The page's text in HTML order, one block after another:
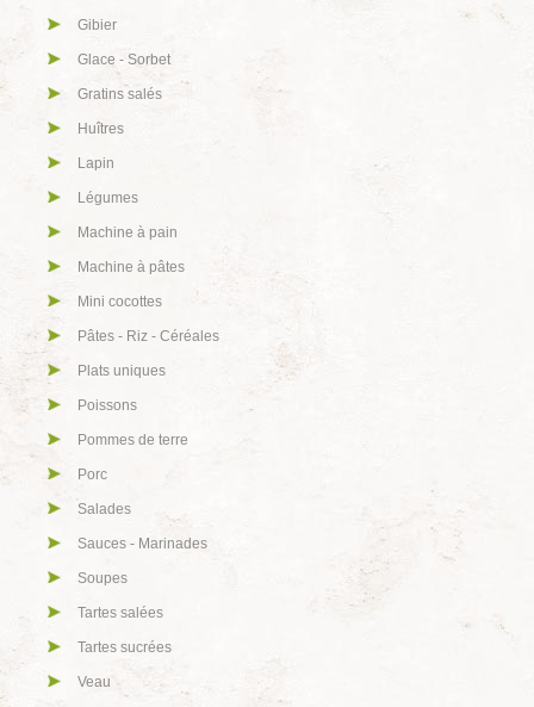
Gibier
Glace - Sorbet
Gratins salés
Huîtres
Lapin
Légumes
Machine à pain
Machine à pâtes
Mini cocottes
Pâtes - Riz - Céréales
Plats uniques
Poissons
Pommes de terre
Porc
Salades
Sauces - Marinades
Soupes
Tartes salées
Tartes sucrées
Veau